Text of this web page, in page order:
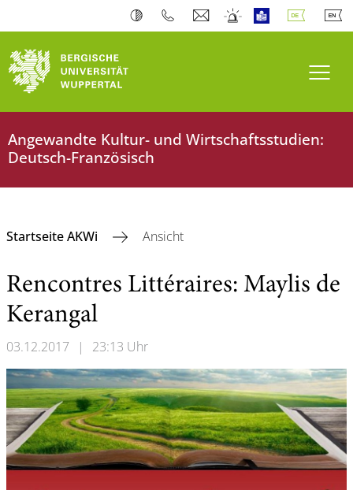
Angewandte Kultur- und Wirtschaftsstudien:
Deutsch-Französisch
Startseite AKWi Ansicht
Rencontres Littéraires: Maylis de
Kerangal
03.12.2017 | 23:13 Uhr